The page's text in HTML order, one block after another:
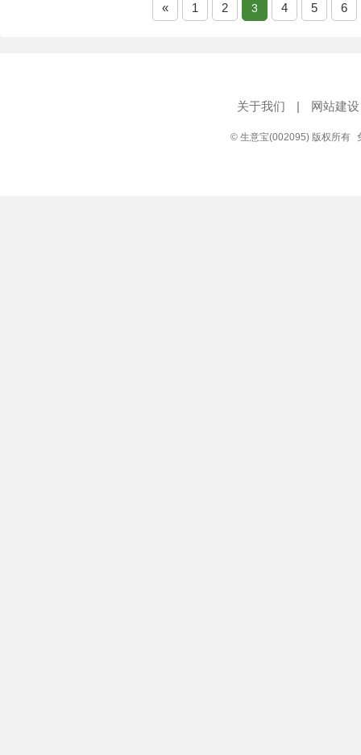
« 1 2 3 4 5 6
关于我们 | 网站建设
© 生意宝(002095) 版权所有